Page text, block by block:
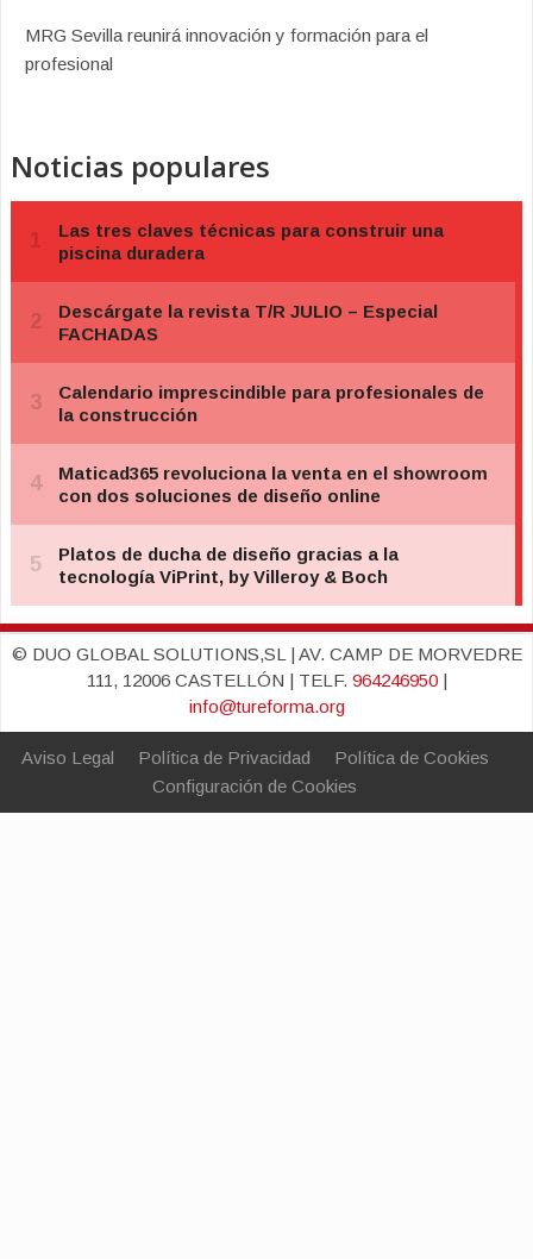
MRG Sevilla reunirá innovación y formación para el
profesional
Noticias populares
© DUO GLOBAL SOLUTIONS,SL | AV. CAMP DE MORVEDRE
111, 12006 CASTELLÓN | TELF. 964246950|
info@tureforma.org
Aviso Legal Política de Privacidad
Política de Cookies
Configuración de Cookies